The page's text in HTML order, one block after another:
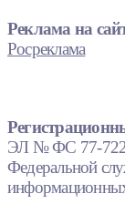
Реклама на
Росреклама
ЭЛ № ФС 77-
Федеральной